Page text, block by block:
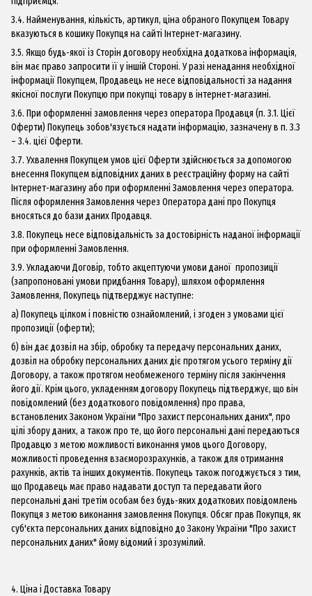
3.4. Найменування, кількість, артикул, ціна обраного Покупцем Товару
вказуються в кошику Покупця на сайті Інтернет-магазину.
3.5. Якщо будь-якої із Сторін договору необхідна додаткова інформація,
він має право запросити її у іншій Стороні. У разі ненадання необхідної
інформації Покупцем, Продавець не несе відповідальності за надання
якісної послуги Покупцю при покупці товару в інтернет-магазині.
3.6. При оформленні замовлення через оператора Продавця (п. 3.1. Цієї
Оферти) Покупець зобов'язується надати інформацію, зазначену в п. 3.3
– 3.4. цієї Оферти.
3.7. Ухвалення Покупцем умов цієї Оферти здійснюється за допомогою
внесення Покупцем відповідних даних в реєстраційну форму на сайті
Інтернет-магазину або при оформленні Замовлення через оператора.
Після оформлення Замовлення через Оператора дані про Покупця
вносяться до бази даних Продавця.
3.8. Покупець несе відповідальність за достовірність наданої інформації
при оформленні Замовлення.
3.9. Укладаючи Договір, тобто акцептуючи умови даної пропозиції
(запропоновані умови придбання Товару), шляхом оформлення
Замовлення, Покупець підтверджує наступне:
а) Покупець цілком і повністю ознайомлений, і згоден з умовами цієї
пропозиції (оферти);
б) він дає дозвіл на збір, обробку та передачу персональних даних,
дозвіл на обробку персональних даних діє протягом усього терміну дії
Договору, а також протягом необмеженого терміну після закінчення
його дії. Крім цього, укладенням договору Покупець підтверджує, що він
повідомлений (без додаткового повідомлення) про права,
встановлених Законом України "Про захист персональних даних", про
цілі збору даних, а також про те, що його персональні дані передаються
Продавцю з метою можливості виконання умов цього Договору,
можливості проведення взаєморозрахунків, а також для отримання
рахунків, актів та інших документів. Покупець також погоджується з тим,
що Продавець має право надавати доступ та передавати його
персональні дані третім особам без будь-яких додаткових повідомлень
Покупця з метою виконання замовлення Покупця. Обсяг прав Покупця, як
суб'єкта персональних даних відповідно до Закону України "Про захист
персональних даних" йому відомий і зрозумілий.
4. Ціна і Доставка Товару